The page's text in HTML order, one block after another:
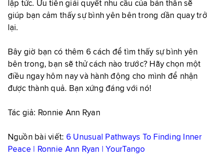
lập tức. Ưu tiên giải quyết nhu cầu của bản thân sẽ
giúp bạn cảm thấy sự bình yên bên trong dần quay trở
lại.
Bây giờ bạn có thêm 6 cách để tìm thấy sự bình yên
bên trong, bạn sẽ thử cách nào trước? Hãy chọn một
điều ngay hôm nay và hành động cho mình để nhận
được thành quả. Bạn xứng đáng với nó!
Tác giả: Ronnie Ann Ryan
Nguồn bài viết: 6 Unusual Pathways To Finding Inner
Peace | Ronnie Ann Ryan | YourTango